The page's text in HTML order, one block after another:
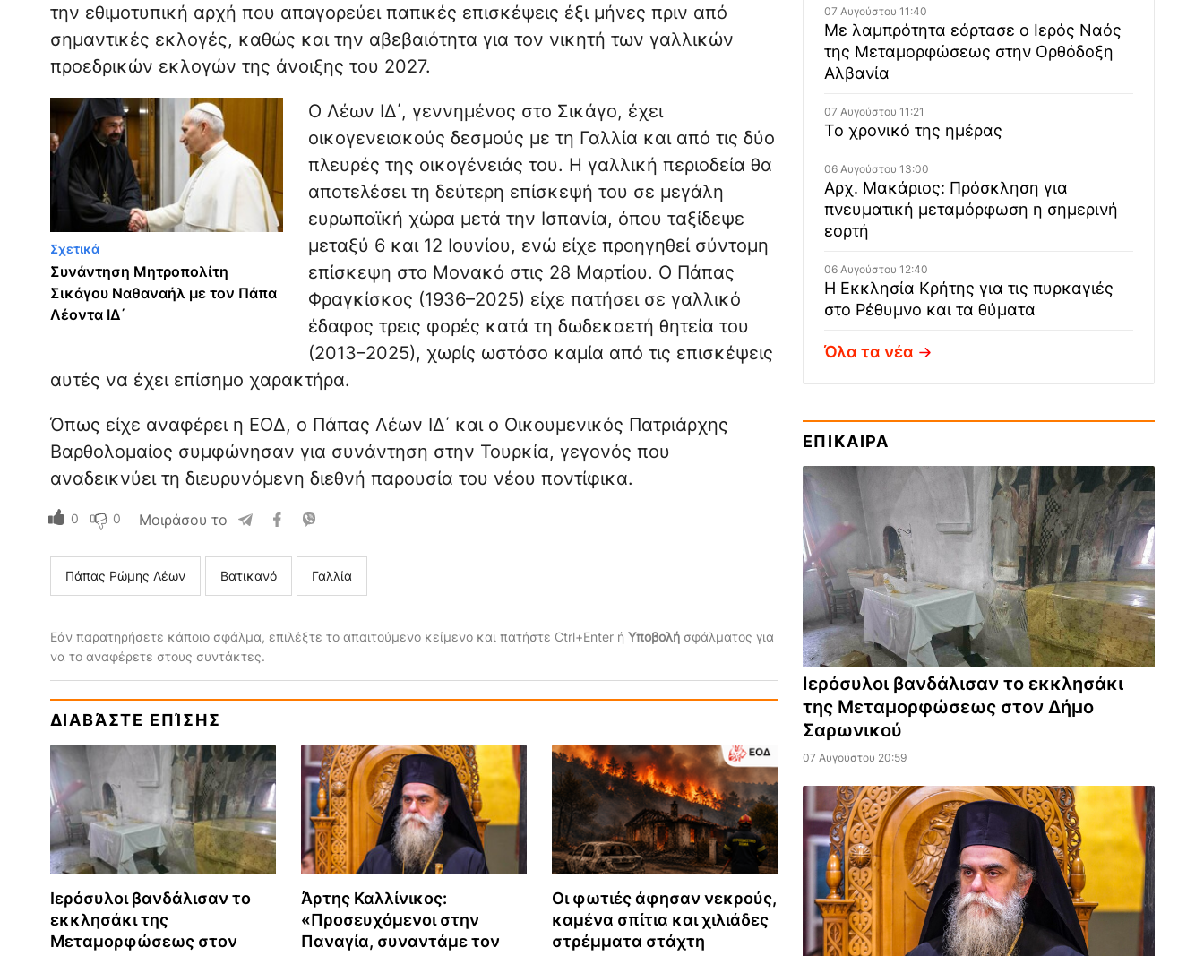
την εθιμοτυπική αρχή που απαγορεύει παπικές επισκέψεις έξι μήνες πριν από
σημαντικές εκλογές, καθώς και την αβεβαιότητα για τον νικητή των γαλλικών
προεδρικών εκλογών της άνοιξης του 2027.
Σχετικά
Συνάντηση Μητροπολίτη
Σικάγου Ναθαναήλ με τον Πάπα
Λέοντα ΙΔ΄
Ο Λέων ΙΔ΄, γεννημένος στο Σικάγο, έχει
οικογενειακούς δεσμούς με τη Γαλλία και από τις δύο
πλευρές της οικογένειάς του. Η γαλλική περιοδεία θα
αποτελέσει τη δεύτερη επίσκεψή του σε μεγάλη
ευρωπαϊκή χώρα μετά την Ισπανία, όπου ταξίδεψε
μεταξύ 6 και 12 Ιουνίου, ενώ είχε προηγηθεί σύντομη
επίσκεψη στο Μονακό στις 28 Μαρτίου. Ο Πάπας
Φραγκίσκος (1936–2025) είχε πατήσει σε γαλλικό
έδαφος τρεις φορές κατά τη δωδεκαετή θητεία του
(2013–2025), χωρίς ωστόσο καμία από τις επισκέψεις
αυτές να έχει επίσημο χαρακτήρα.
Όπως είχε αναφέρει η ΕΟΔ, ο Πάπας Λέων ΙΔ΄ και ο Οικουμενικός Πατριάρχης
Βαρθολομαίος συμφώνησαν για συνάντηση στην Τουρκία, γεγονός που
αναδεικνύει τη διευρυνόμενη διεθνή παρουσία του νέου ποντίφικα.
0 0 Μοιράσου το
Πάπας Ρώμης Λέων Βατικανό Γαλλία
Εάν παρατηρήσετε κάποιο σφάλμα, επιλέξτε το απαιτούμενο κείμενο και πατήστε Ctrl+Enter ή Υποβολήσφάλματος για
να το αναφέρετε στους συντάκτες.
ΔΙΑΒΆΣΤΕ ΕΠΊΣΗΣ
Ιερόσυλοι βανδάλισαν το
εκκλησάκι της
Μεταμορφώσεως στον
Άρτης Καλλίνικος:
«Προσευχόμενοι στην
Παναγία, συναντάμε τον
Οι φωτιές άφησαν νεκρούς,
καμένα σπίτια και χιλιάδες
στρέμματα στάχτη
07 Αυγούστου 11:40
Με λαμπρότητα εόρτασε ο Ιερός Ναός
της Μεταμορφώσεως στην Ορθόδοξη
Αλβανία
07 Αυγούστου 11:21
Το χρονικό της ημέρας
06 Αυγούστου 13:00
Αρχ. Μακάριος: Πρόσκληση για
πνευματική μεταμόρφωση η σημερινή
εορτή
06 Αυγούστου 12:40
Η Εκκλησία Κρήτης για τις πυρκαγιές
στο Ρέθυμνο και τα θύματα
Όλα τα νέα
ΕΠΙΚΑΙΡΑ
Ιερόσυλοι βανδάλισαν το εκκλησάκι
της Μεταμορφώσεως στον Δήμο
Σαρωνικού
07 Αυγούστου 20:59